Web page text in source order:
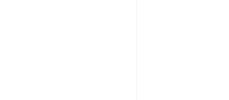
понятие